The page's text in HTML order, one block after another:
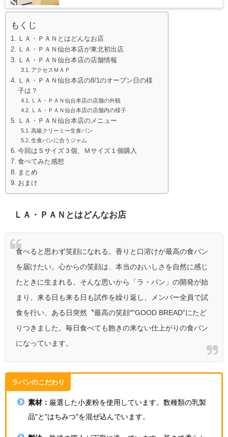
もくじ
ＬＡ・ＰＡＮとはどんなお店
ＬＡ・ＰＡＮ仙台本店が東北初出店
ＬＡ・ＰＡＮ仙台本店の店舗情報
アクセスＭＡＰ
ＬＡ・ＰＡＮ仙台本店の8/1のオープン日の様
子は？
ＬＡ・ＰＡＮ仙台本店の店舗の外観
ＬＡ・ＰＡＮ仙台本店の店舗内の様子
ＬＡ・ＰＡＮ仙台本店のメニュー
高級クリーミー生食パン
生食パンに合うジャム
今回はＳサイズ３個、Ｍサイズ１個購入
食べてみた感想
まとめ
おまけ
ＬＡ・ＰＡＮとはどんなお店
食べると思わず笑顔になれる。香りと口溶けが最高の食パン
を届けたい。心からの笑顔は、本当のおいしさを自然に感じ
たときに生まれる。そんな思いから「ラ・パン」の開発が始
まり、来る日も来る日も試作を繰り返し、メンバー全員で試
食を行い、ある日突然〝最高の笑顔″"GOOD BREAD"にたど
りつきました。毎日食べても飽きの来ない仕上がりの食パン
になっています。
ラパンのこだわり
素材： 厳選した小麦粉を使用しています。数種類の乳製
品"と"はちみつ"を混ぜ込んでいます。